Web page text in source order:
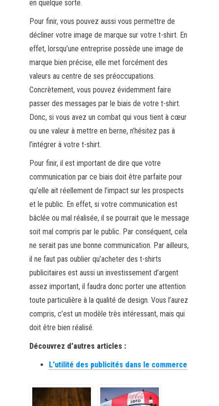
en quelque sorte.
Pour finir, vous pouvez aussi vous permettre de
décliner votre image de marque sur votre t-shirt. En
effet, lorsqu’une entreprise possède une image de
marque bien précise, elle met forcément des
valeurs au centre de ses préoccupations.
Concrètement, vous pouvez évidemment faire
passer des messages par le biais de votre t-shirt.
Donc, si vous avez un combat qui vous tient à cœur
ou une valeur à mettre en berne, n’hésitez pas à
l’intégrer à votre t-shirt.
Pour finir, il est important de dire que votre
communication par ce biais doit être parfaite pour
qu’elle ait réellement de l’impact sur les prospects
et le public. En effet, si votre communication est
bâclée ou mal réalisée, il se pourrait que le message
soit mal compris par le public. Par conséquent, cela
ne serait pas une bonne communication. Par ailleurs,
il ne faut pas oublier qu’acheter des t-shirts
publicitaires est aussi un investissement d’argent
assez important, il faudra donc porter une attention
toute particulière à la qualité de design. Vous l’aurez
compris, c’est un modèle très intéressant, mais qui
doit être bien réalisé.
Découvrez d’autres articles :
L’utilité des publicités dans le commerce